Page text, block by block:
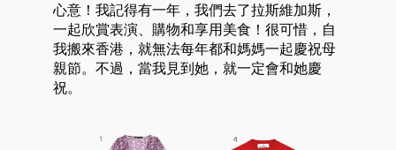
心意！我記得有一年，我們去了拉斯維加斯，
一起欣賞表演、購物和享用美食！很可惜，自
我搬來香港，就無法每年都和媽媽一起慶祝母
親節。不過，當我見到她，就一定會和她慶
祝。